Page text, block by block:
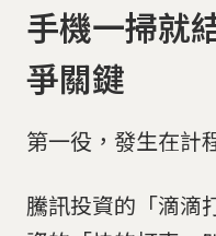
手機一掃就
爭關鍵
第一役，發生在計
騰訊投資的「滴滴